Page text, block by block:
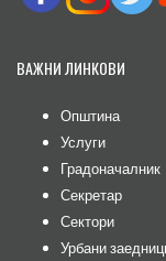
ВАЖНИ ЛИНКОВИ
Општина
Услуги
Градоначалник
Секретар
Сектори
Урбани